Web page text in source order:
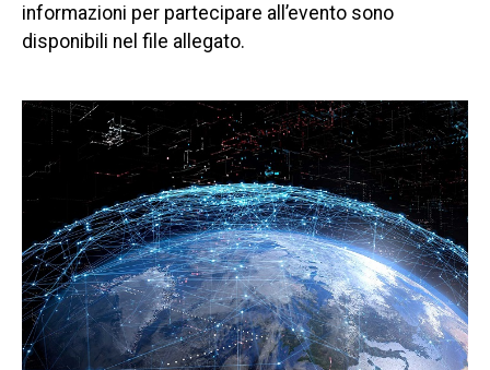
informazioni per partecipare all’evento sono
disponibili nel file allegato.